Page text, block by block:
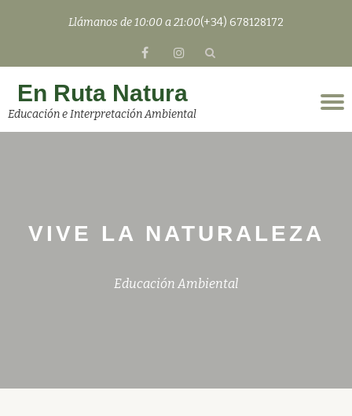
Llámanos de 10:00 a 21:00(+34) 678128172
fa-
fa-
En Ruta Natura
Educación e Interpretación Ambiental
VIVE LA NATURALEZA
Educación Ambiental